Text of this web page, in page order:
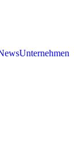
Unternehmen